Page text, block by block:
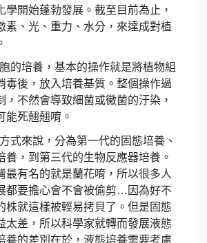
學開始蓬勃發展。截至目前為止，
素、光、重力、水分，來達成對植
的培養，基本的操作就是將植物組
毒後，放入培養基質。整個操作過
，不然會導致細菌或黴菌的汙染，
能死翹翹唷。
式來說，分為第一代的固態培養、
養，到第三代的生物反應器培養。
最有名的就是蘭花唷，所以很多人
都要擔心會不會被偷剪… 因為好不
株就這樣被輕易拷貝了。但是固態
太差，所以科學家就轉而發展液態
養的差別在於，液態培養需要考慮